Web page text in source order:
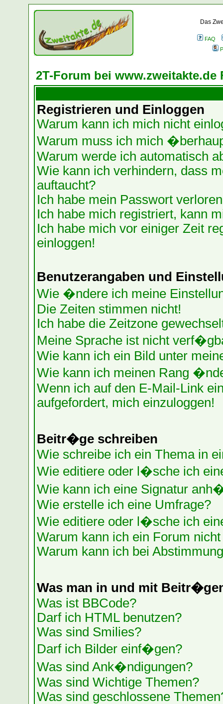
Das
FAQ
2T-Forum bei
Registrieren und Einloggen
Warum kann ich mich nicht
Warum muss ich mich
Warum werde ich automatisch
Wie kann ich verhindern, dass
auftaucht?
Ich habe mein Passwort
Ich habe mich registriert, kann
Ich habe mich vor einiger Zeit
einloggen!
Benutzerangaben und
Wie �ndere ich meine
Die Zeiten stimmen nicht!
Ich habe die Zeitzone
Meine Sprache ist nicht
Wie kann ich ein Bild unter
Wie kann ich meinen Rang
Wenn ich auf den E-Mail-Link
aufgefordert, mich einzuloggen!
Beitr�ge schreiben
Wie schreibe ich ein Thema in
Wie editiere oder l�sche ich
Wie kann ich eine Signatur
Wie erstelle ich eine Umfrage?
Wie editiere oder l�sche ich
Warum kann ich ein Forum
Warum kann ich bei
Was man in und mit
Was ist BBCode?
Darf ich HTML benutzen?
Was sind Smilies?
Darf ich Bilder einf�gen?
Was sind Ank�ndigungen?
Was sind Wichtige Themen?
Was sind geschlossene